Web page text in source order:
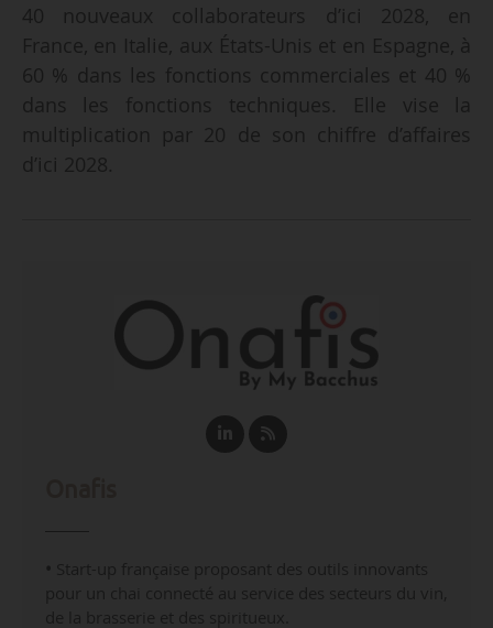
40 nouveaux collaborateurs d’ici 2028, en
France, en Italie, aux États-Unis et en Espagne, à
60 % dans les fonctions commerciales et 40 %
dans les fonctions techniques. Elle vise la
multiplication par 20 de son chiffre d’affaires
d’ici 2028.